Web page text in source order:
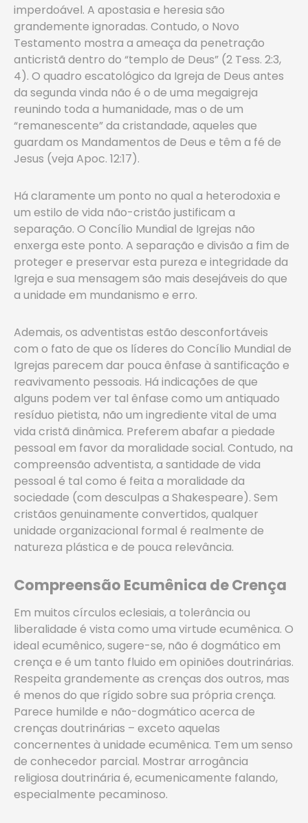
imperdoável. A apostasia e heresia são
grandemente ignoradas. Contudo, o Novo
Testamento mostra a ameaça da penetração
anticristã dentro do “templo de Deus” (2 Tess. 2:3,
4). O quadro escatológico da Igreja de Deus antes
da segunda vinda não é o de uma megaigreja
reunindo toda a humanidade, mas o de um
“remanescente” da cristandade, aqueles que
guardam os Mandamentos de Deus e têm a fé de
Jesus (veja Apoc. 12:17).
Há claramente um ponto no qual a heterodoxia e
um estilo de vida não-cristão justificam a
separação. O Concílio Mundial de Igrejas não
enxerga este ponto. A separação e divisão a fim de
proteger e preservar esta pureza e integridade da
Igreja e sua mensagem são mais desejáveis do que
a unidade em mundanismo e erro.
Ademais, os adventistas estão desconfortáveis
com o fato de que os líderes do Concílio Mundial de
Igrejas parecem dar pouca ênfase à santificação e
reavivamento pessoais. Há indicações de que
alguns podem ver tal ênfase como um antiquado
resíduo pietista, não um ingrediente vital de uma
vida cristã dinâmica. Preferem abafar a piedade
pessoal em favor da moralidade social. Contudo, na
compreensão adventista, a santidade de vida
pessoal é tal como é feita a moralidade da
sociedade (com desculpas a Shakespeare). Sem
cristãos genuinamente convertidos, qualquer
unidade organizacional formal é realmente de
natureza plástica e de pouca relevância.
Compreensão Ecumênica de Crença
Em muitos círculos eclesiais, a tolerância ou
liberalidade é vista como uma virtude ecumênica. O
ideal ecumênico, sugere-se, não é dogmático em
crença e é um tanto fluido em opiniões doutrinárias.
Respeita grandemente as crenças dos outros, mas
é menos do que rígido sobre sua própria crença.
Parece humilde e não-dogmático acerca de
crenças doutrinárias – exceto aquelas
concernentes à unidade ecumênica. Tem um senso
de conhecedor parcial. Mostrar arrogância
religiosa doutrinária é, ecumenicamente falando,
especialmente pecaminoso.